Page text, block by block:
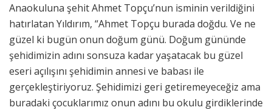
Anaokuluna şehit Ahmet Topçu’nun isminin verildiğini
hatırlatan Yıldırım, “Ahmet Topçu burada doğdu. Ve ne
güzel ki bugün onun doğum günü. Doğum gününde
şehidimizin adını sonsuza kadar yaşatacak bu güzel
eseri açılışını şehidimin annesi ve babası ile
gerçekleştiriyoruz. Şehidimizi geri getiremeyeceğiz ama
buradaki çocuklarımız onun adını bu okulu girdiklerinde